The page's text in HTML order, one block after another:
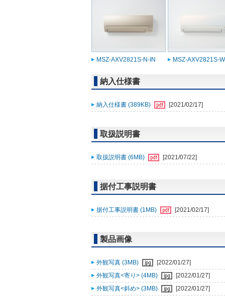
MSZ-AXV2821S-N-IN MSZ-AXV2821S-
納入仕様書
納入仕様書 (389KB) [2021/02/17]
取扱説明書
取扱説明書 (6MB) [2021/07/22]
据付工事説明書
据付工事説明書 (1MB) [2021/02/17]
製品画像
外観写真 (3MB)
[2022/01/27]
外観写真<寄り> (4MB)
[2022/01/27]
外観写真<斜め> (3MB)
[2022/01/27]